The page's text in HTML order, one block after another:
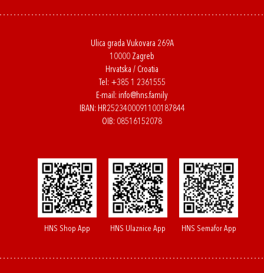
Ulica grada Vukovara 269A
10000 Zagreb
Hrvatska / Croatia
Tel: +385 1 2361555
E-mail: info@hns.family
IBAN: HR2523400091100187844
OIB: 08516152078
HNS Shop App HNS Ulaznice App HNS Semafor App